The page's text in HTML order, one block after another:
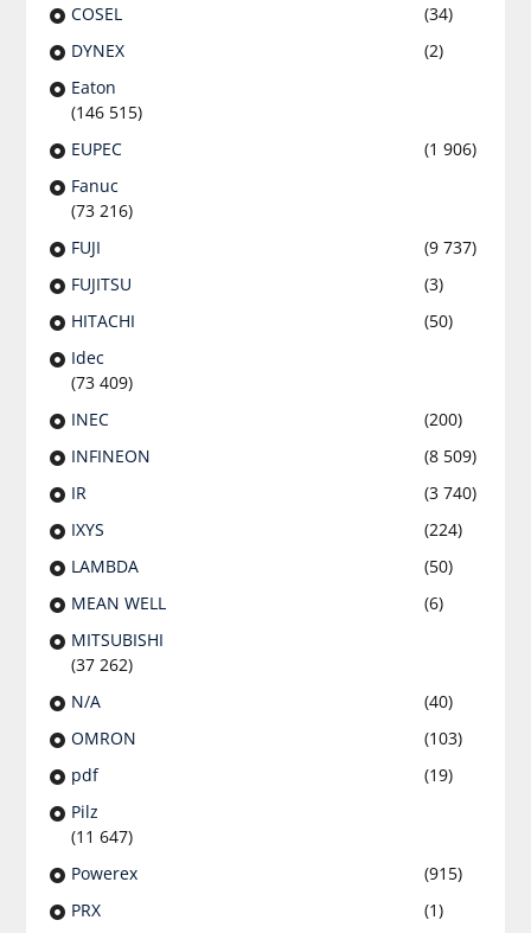
COSEL
(34)
DYNEX
(2)
Eaton
(146 515)
EUPEC
(1 906)
Fanuc
(73 216)
FUJI
(9 737)
FUJITSU
(3)
HITACHI
(50)
Idec
(73 409)
INEC
(200)
INFINEON
(8 509)
IR
(3 740)
IXYS
(224)
LAMBDA
(50)
MEAN WELL
(6)
MITSUBISHI
(37 262)
N/A
(40)
OMRON
(103)
pdf
(19)
Pilz
(11 647)
Powerex
(915)
PRX
(1)